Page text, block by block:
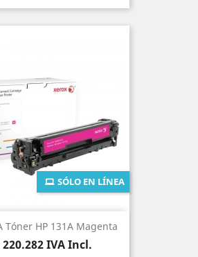
Tóner HP 131A Magenta
220.282IVA Incl.
SÓLO EN LÍNEA